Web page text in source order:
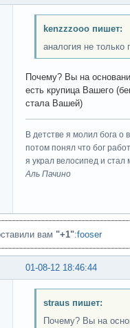
kenzzzooo пишет:
аналогия не только
Почему? Вы на
есть крупица Вашего
стала Вашей)
В детстве я молил бога о
потом понял что бог
я украл велосипед и стал
Аль Пачино
вам "+1":fooser
01-08-12 18:46:44
straus пишет:
Почему? Вы на